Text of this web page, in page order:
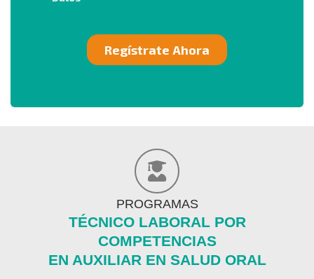
PROGRAMAS
TÉCNICO LABORAL POR
COMPETENCIAS
EN AUXILIAR EN SALUD ORAL